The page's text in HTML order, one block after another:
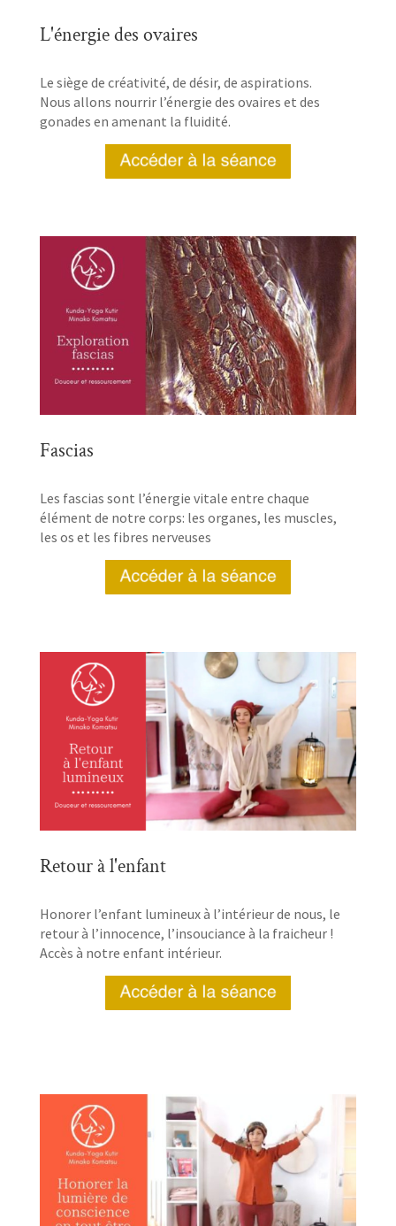
L'énergie des ovaires
Le siège de créativité, de désir, de aspirations.
Nous allons nourrir l’énergie des ovaires et des
gonades en amenant la fluidité.
Fascias
Les fascias sont l’énergie vitale entre chaque
élément de notre corps: les organes, les muscles,
les os et les fibres nerveuses
Retour à l'enfant
Honorer l’enfant lumineux à l’intérieur de nous, le
retour à l’innocence, l’insouciance à la fraicheur !
Accès à notre enfant intérieur.